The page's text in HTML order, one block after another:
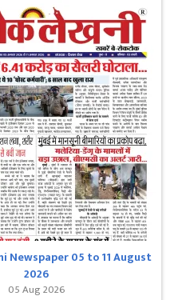
Newspaper 05 to 11 August
2026
05 Aug 2026